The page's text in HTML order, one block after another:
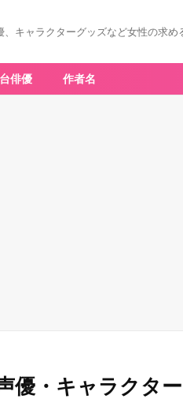
、キャラクターグッズなど女性の求め
俳優 作者名
優・キャラクタ